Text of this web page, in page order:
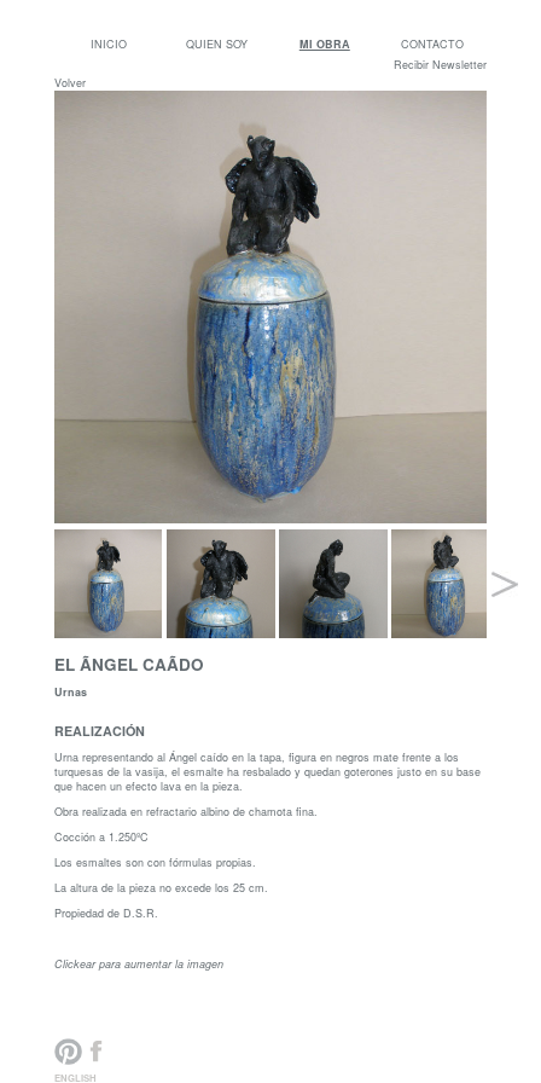
INICIO QUIEN SOY MI OBRA
CONTACTO
Recibir Newsletter
Volver
EL ÃNGEL CAÃ­DO
Urnas
REALIZACIÓN
Urna representando al Ángel caído en la tapa, figura en negros mate frente a los
turquesas de la vasija, el esmalte ha resbalado y quedan goterones justo en su base
que hacen un efecto lava en la pieza.
Obra realizada en refractario albino de chamota fina.
Cocción a 1.250ºC
Los esmaltes son con fórmulas propias.
La altura de la pieza no excede los 25 cm.
Propiedad de D.S.R.
Clickear para aumentar la imagen
ENGLISH